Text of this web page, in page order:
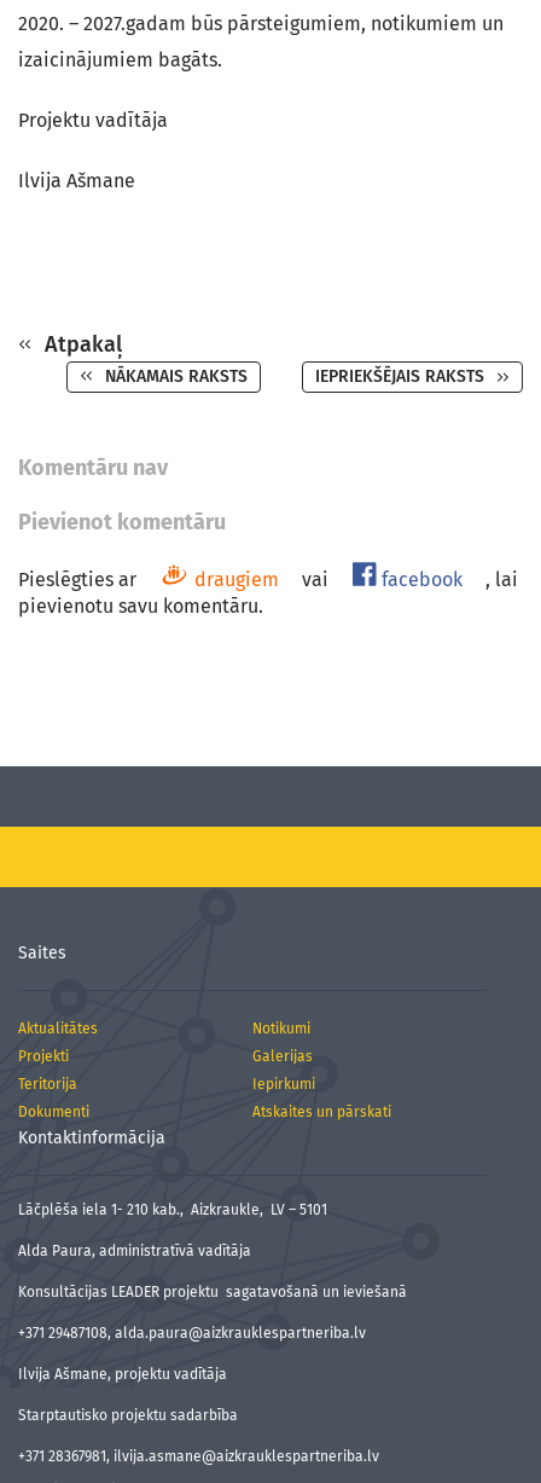
2020. – 2027.gadam būs pārsteigumiem, notikumiem un
izaicinājumiem bagāts.
Projektu vadītāja
Ilvija Ašmane
Atpakaļ
NĀKAMAIS RAKSTS IEPRIEKŠĒJAIS RAKSTS
Komentāru nav
Pievienot komentāru
Pieslēgties ar draugiem vai facebook
, lai
pievienotu savu komentāru.
Saites
Aktualitātes
Notikumi
Projekti
Galerijas
Teritorija
Iepirkumi
Dokumenti
Atskaites un pārskati
Kontaktinformācija
Lāčplēša iela 1- 210 kab., Aizkraukle, LV – 5101
Alda Paura, administratīvā vadītāja
Konsultācijas LEADER projektu sagatavošanā un ieviešanā
+371 29487108, alda.paura@aizkrauklespartneriba.lv
Ilvija Ašmane, projektu vadītāja
Starptautisko projektu sadarbība
+371 28367981, ilvija.asmane@aizkrauklespartneriba.lv